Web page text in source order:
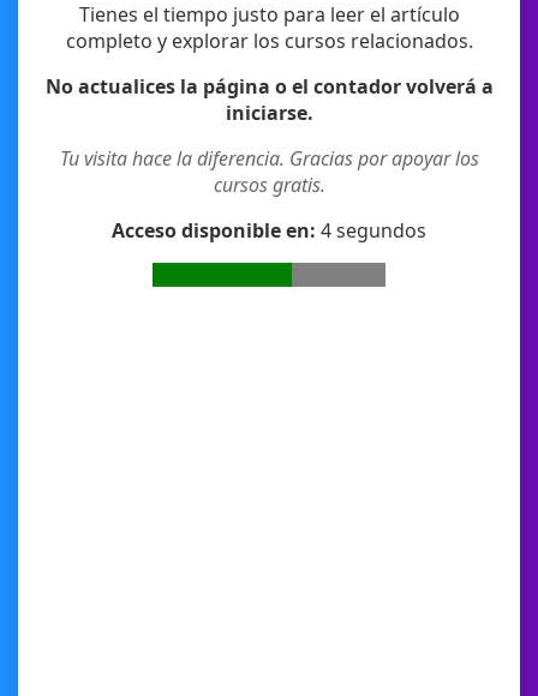
Tienes el tiempo justo para leer el artículo
completo y explorar los cursos relacionados.
No actualices la página o el contador volverá a
iniciarse.
Tu visita hace la diferencia. Gracias por apoyar los
cursos gratis.
Acceso disponible en: 4segundos